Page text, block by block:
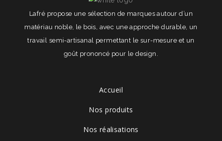
Lafré propose une sélection de marques autour d’un
matériau noble, le bois, avec une approche durable, un
travail semi-artisanal permettant le sur-mesure et un
goût prononcé pour le design.
Accueil
Nos produits
Nos réalisations